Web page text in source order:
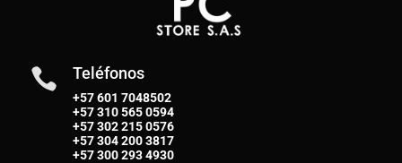
 Teléfonos
+57 601 7048502
+57310 565 0594
+57302 215 0576
+57304 200 3817
+57300 293 4930